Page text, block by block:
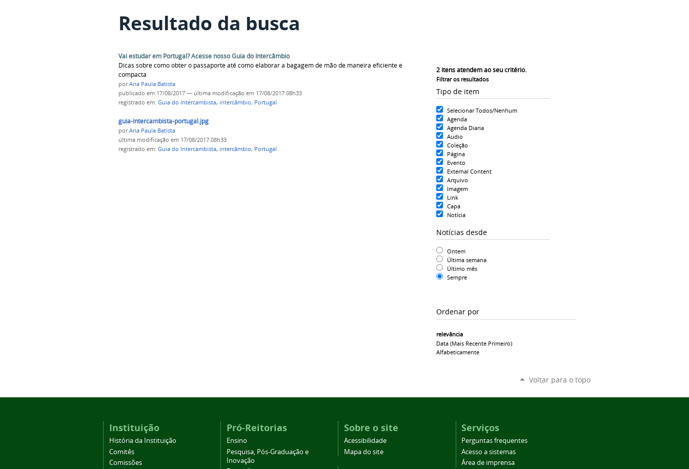
Resultado da busca
2itens atendem ao seu critério.
Filtrar os resultados
Tipo de item
Selecionar Todos/Nenhum
Agenda
Agenda Diaria
Audio
Coleção
Página
Evento
External Content
Arquivo
Imagem
Link
Capa
Notícia
Notícias desde
Ontem
Última semana
Último mês
Sempre
Ordenar por
relevância
Data (mais Recente Primeiro)
Alfabeticamente
Vai estudar em Portugal? Acesse nosso Guia do Intercâmbio
Dicas sobre como obter o passaporte até como elaborar a bagagem de mão de maneira eficiente e
compacta
porAna Paula Batista
publicado em 17/08/2017 — última modificação em 17/08/2017 08h33
registrado em: Guia do Intercambista, intercâmbio, Portugal
guia-intercambista-portugal.jpg
porAna Paula Batista
última modificação em 17/08/2017 08h33
registrado em: Guia do Intercambista, intercâmbio, Portugal
Voltar para o topo
Instituição
História da Instituição
Comitês
Comissões
Pró-Reitorias
Ensino
Pesquisa, Pós-Graduação e
Inovação
Sobre o site
Acessibilidade
Mapa do site
Serviços
Perguntas frequentes
Acesso a sistemas
Área de imprensa